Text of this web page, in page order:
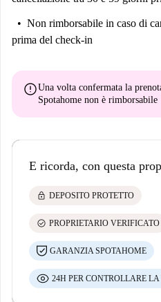
Inviamo i dama di casa a visitare
quindi torna presto per un tour
Non rimborsabile in caso di
prima del check-in
errorUna volta confermata la
Spotahome non è rimborsabile
E ricorda, con questa
lock DEPOSITO PROTETTO
check_circle PROPRIETARIO VERIFICATO
GARANZIA SPOTAHOME
24H PER CONTROLLARE